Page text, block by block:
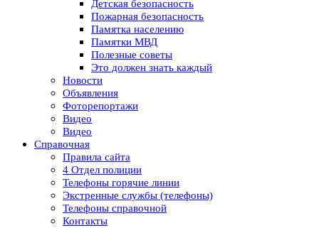
Детская безопасность
Пожарная безопасность
Памятка населению
Памятки МВД
Полезные советы
Это должен знать каждый
Новости
Объявления
Фоторепортажи
Видео
Видео
Справочная
Правила сайта
4 Отдел полиции
Телефоны горячие линии
Экстренные службы (телефоны)
Телефоны справочной
Контакты